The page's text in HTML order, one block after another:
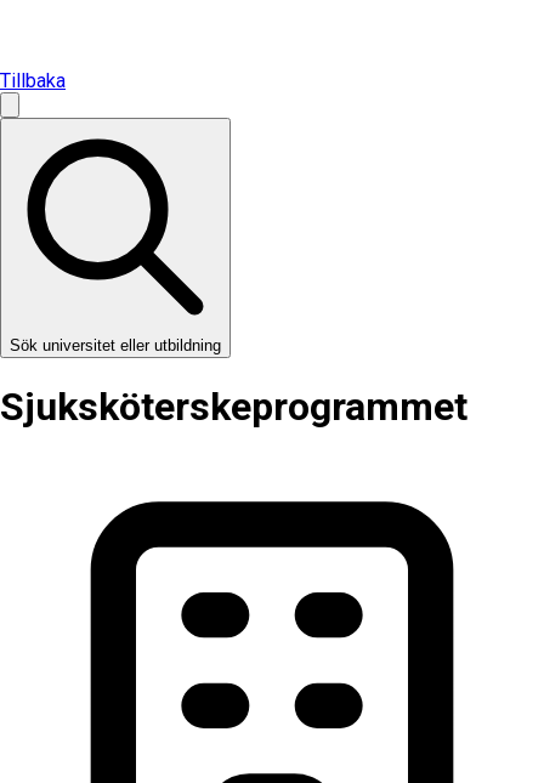
Tillbaka
Sök universitet eller utbildning
Sjuksköterske­programmet